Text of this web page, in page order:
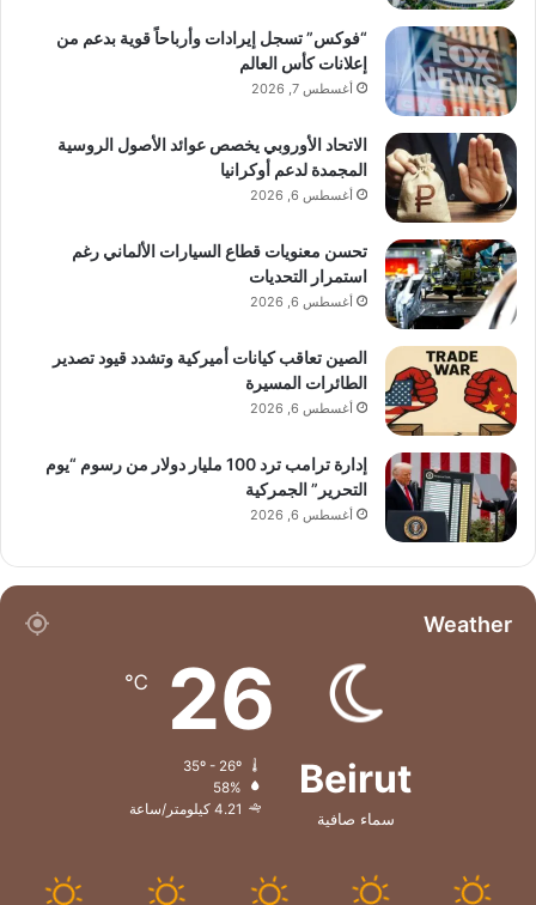
“فوكس” تسجل إيرادات وأرباحاً قوية بدعم من
إعلانات كأس العالم
أغسطس 7, 2026
الاتحاد الأوروبي يخصص عوائد الأصول الروسية
المجمدة لدعم أوكرانيا
أغسطس 6, 2026
تحسن معنويات قطاع السيارات الألماني رغم
استمرار التحديات
أغسطس 6, 2026
الصين تعاقب كيانات أميركية وتشدد قيود تصدير
الطائرات المسيرة
أغسطس 6, 2026
إدارة ترامب ترد 100 مليار دولار من رسوم “يوم
التحرير” الجمركية
أغسطس 6, 2026
Weather
Beirut
سماء صافية
26
℃
58%
4.21 كيلومتر/ساعة